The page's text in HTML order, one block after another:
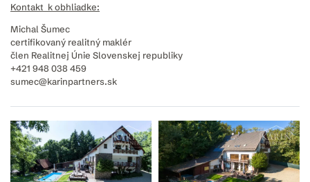
Kontakt k obhliadke:
Michal Šumec
certifikovaný realitný maklér
člen Realitnej Únie Slovenskej republiky
+421 948 038 459
sumec@karinpartners.sk